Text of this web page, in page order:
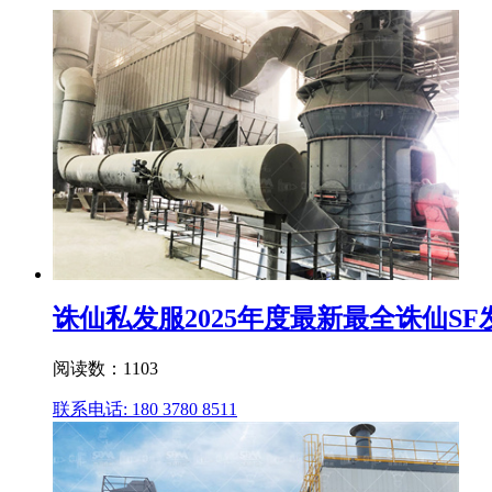
诛仙私发服2025年度最新最全诛仙SF
阅读数：1103
联系电话: 180 3780 8511